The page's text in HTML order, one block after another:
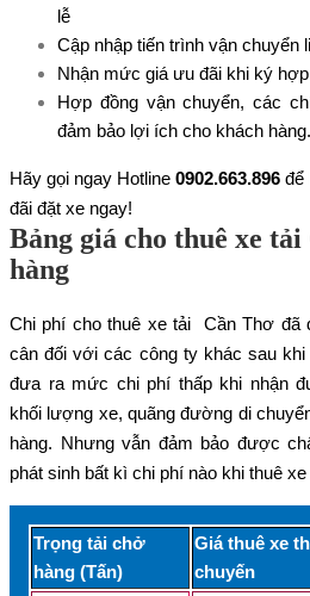
lễ
Cập nhập tiến trình vận chuyển
Nhận mức giá ưu đãi khi ký
Hợp đồng vận chuyển, các
đảm bảo lợi ích cho khách hàng.
Hãy gọi ngay Hotline 0902.663.896 để
đãi đặt xe ngay!
Bảng giá cho thuê xe
hàng
Chi phí cho thuê xe tải Cần Thơ đã
cân đối với các công ty khác sau
đưa ra mức chi phí thấp khi nhận
khối lượng xe, quãng đường di
hàng. Nhưng vẫn đảm bảo được
phát sinh bất kì chi phí nào khi thuê
Trọng tải chở
hàng (Tấn)
Giá thuê xe
chuyến